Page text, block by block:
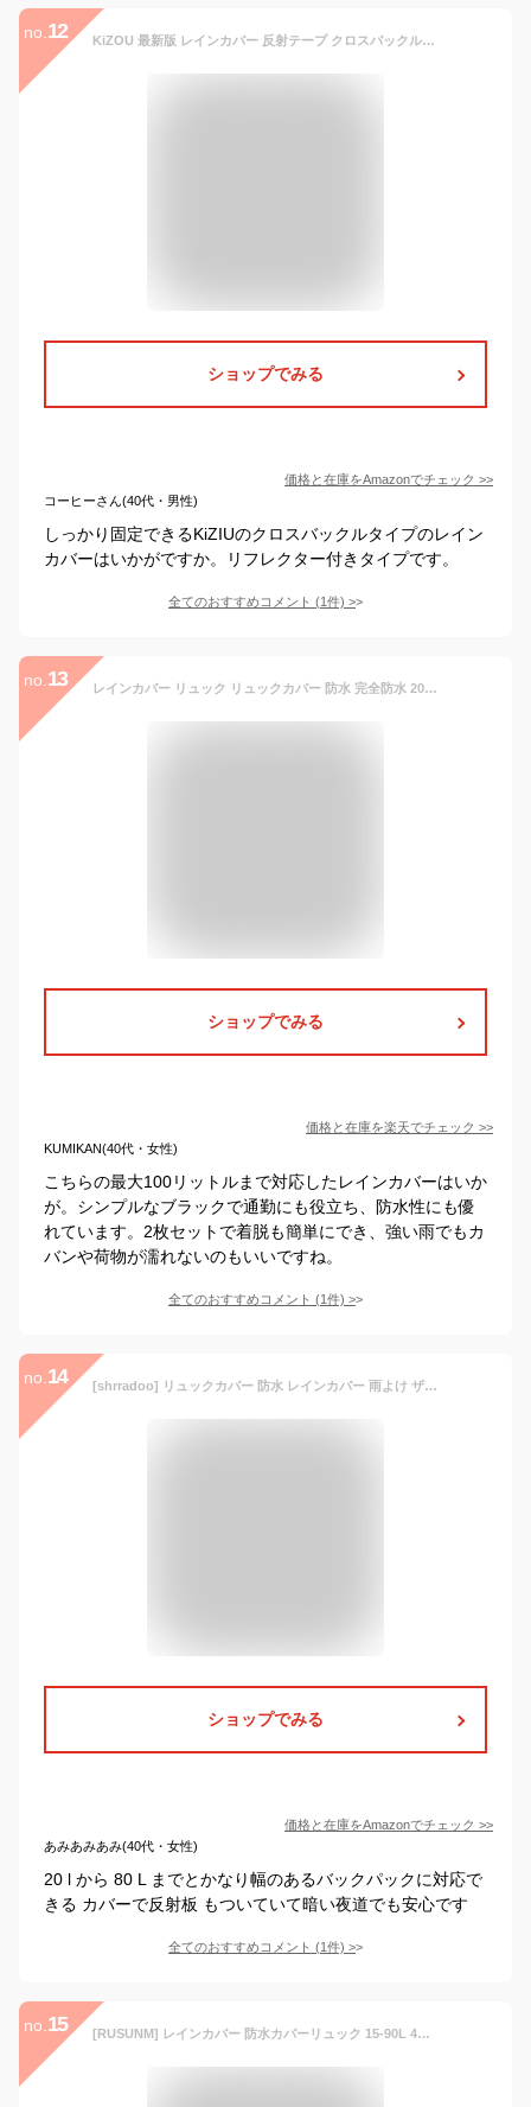
no. 12 KiZOU 最新版 レインカバー 反射テープ クロスバックル 4倍以上強力防水 風飛び防止 夜間安全 盗難防止 4サイズ ザック リュック カバー 収納袋付き
ショップでみる
価格と在庫をAmazonでチェック >>
コーヒーさん(40代・男性)
しっかり固定できるKiZIUのクロスバックルタイプのレイン
カバーはいかがですか。リフレクター付きタイプです。
全てのおすすめコメント (1件) >
no. 13 レインカバー リュック リュックカバー 防水 完全防水 20l 28l リュックサック カバー 2枚セット 15～100L対応可能 登山 雨よけ ザックカバー 20l 通学 通勤 アウトドア 自転車 レインカバー バックパック リュック 送料無料
ショップでみる
価格と在庫を楽天でチェック >>
KUMIKAN(40代・女性)
こちらの最大100リットルまで対応したレインカバーはいか
が。シンプルなブラックで通勤にも役立ち、防水性にも優
れています。2枚セットで着脱も簡単にでき、強い雨でもカ
バンや荷物が濡れないのもいいですね。
全てのおすすめコメント (1件) >
no. 14 [shrradoo] リュックカバー 防水 レインカバー 雨よけ ザックカバー 強化210T素材 20L -80L 高輝度反射マーク 落下防止 収納袋付き (S)
ショップでみる
価格と在庫をAmazonでチェック >>
あみあみあみ(40代・女性)
20 l から 80 L までとかなり幅のあるバックパックに対応で
きる カバーで反射板 もついていて暗い夜道でも安心です
全てのおすすめコメント (1件) >
no. 15 [RUSUNM] レインカバー 防水カバーリュック 15-90L 4サイズ 7色 ２倍防水 耐水压5000mm サックカバー ドストッパー固定 夜間反射 収納袋付き (ブラック1枚, M(25L-45L) 1枚)